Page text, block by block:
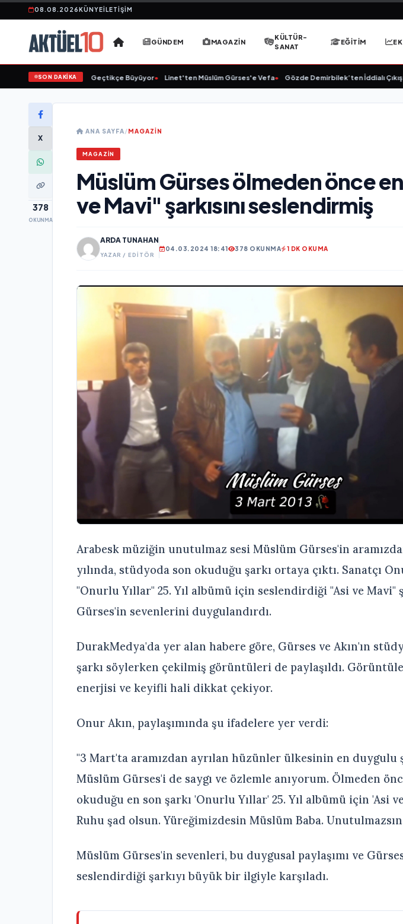
08.08.2026KÜNYEİLETIŞIM
GÜNDEM MAGAZIN
KÜLTÜR-
SANAT
EĞITIM
SON DAKİKA
Animasyon Pazarı Gün Geçtikçe Büyüyor• Linet'ten Müslüm Gürses'e Vefa• Gözde Demirbilek’ten İddialı Çıkış:
X
378
OKUNMA
ANA SAYFA/MAGAZIN
MAGAZIN
Müslüm Gürses ölmeden önce
ve Mavi" şarkısını seslendirmiş
ARDA TUNAHAN
YAZAR / EDITÖR
04.03.2024 18:41 378 OKUNMA 1 DK OKUMA
Arabesk müziğin unutulmaz sesi Müslüm Gürses'in aramızdan
yılında, stüdyoda son okuduğu şarkı ortaya çıktı. Sanatçı
"Onurlu Yıllar" 25. Yıl albümü için seslendirdiği "Asi ve Mavi"
Gürses'in sevenlerini duygulandırdı.
DurakMedya'da yer alan habere göre, Gürses ve Akın'ın
şarkı söylerken çekilmiş görüntüleri de paylaşıldı.
enerjisi ve keyifli hali dikkat çekiyor.
Onur Akın, paylaşımında şu ifadelere yer verdi:
"3 Mart'ta aramızdan ayrılan hüzünler ülkesinin en duygulu
Müslüm Gürses'i de saygı ve özlemle anıyorum. Ölmeden
okuduğu en son şarkı 'Onurlu Yıllar' 25. Yıl albümü için 'Asi
Ruhu şad olsun. Yüreğimizdesin Müslüm Baba.
Müslüm Gürses'in sevenleri, bu duygusal paylaşımı ve
seslendirdiği şarkıyı büyük bir ilgiyle karşıladı.